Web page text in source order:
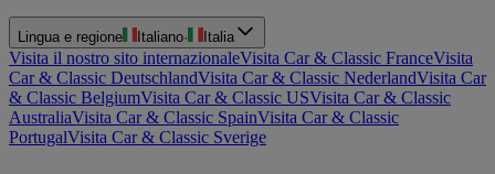
Lingua e regione Italiano· Italia
Visita il nostro sito internazionaleVisita Car & Classic FranceVisita
Car & Classic DeutschlandVisita Car & Classic NederlandVisita Car
& Classic BelgiumVisita Car & Classic USVisita Car & Classic
AustraliaVisita Car & Classic SpainVisita Car & Classic
PortugalVisita Car & Classic Sverige